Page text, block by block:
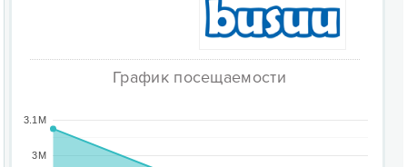
График посещаемости
3M
3.1M